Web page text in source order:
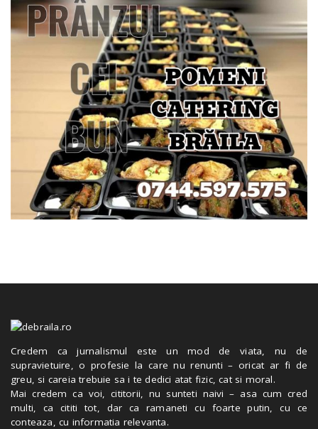
Credem ca jurnalismul este un mod de viata, nu de
supravietuire, o profesie la care nu renunti – oricat ar fi de
greu, si careia trebuie sa i te dedici atat fizic, cat si moral.
Mai credem ca voi, cititorii, nu sunteti naivi – asa cum cred
multi, ca cititi tot, dar ca ramaneti cu foarte putin, cu ce
conteaza, cu informatia relevanta.